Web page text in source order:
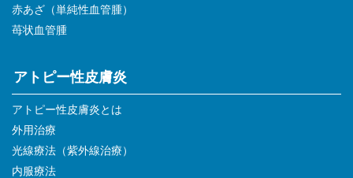
赤あざ（単純性血管腫）
苺状血管腫
アトピー性皮膚炎
アトピー性皮膚炎とは
外用治療
光線療法（紫外線治療）
内服療法